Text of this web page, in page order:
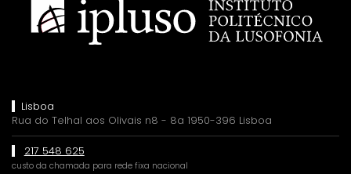
Lisboa
Rua do Telhal aos Olivais n8 - 8a 1950-396 Lisboa
217 548 625
custo da chamada para rede fixa nacional